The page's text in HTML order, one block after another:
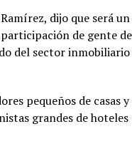
dijo que será un
de gente de
del sector inmobiliario
pequeños de casas y
grandes de hoteles